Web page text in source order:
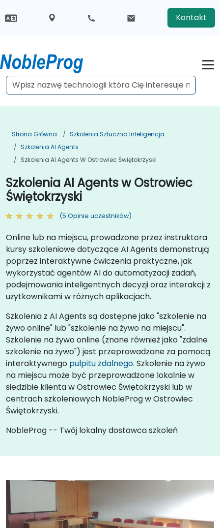
Kontakt
Strona Główna
Szkolenia Sztuczna Inteligencja
Szkolenia AI Agents
Szkolenia AI Agents W Ostrowiec Świętokrzyski
Szkolenia AI Agents w Ostrowiec
Świętokrzyski
(5 Opinie uczestników)
Online lub na miejscu, prowadzone przez instruktora
kursy szkoleniowe dotyczące AI Agents demonstrują
poprzez interaktywne ćwiczenia praktyczne, jak
wykorzystać agentów AI do automatyzacji zadań,
podejmowania inteligentnych decyzji oraz interakcji z
użytkownikami w różnych aplikacjach.
Szkolenia z AI Agents są dostępne jako "szkolenie na
żywo online" lub "szkolenie na żywo na miejscu".
Szkolenie na żywo online (znane również jako "zdalne
szkolenie na żywo") jest przeprowadzane za pomocą
interaktywnego pulpitu zdalnego. Szkolenie na żywo
na miejscu może być przeprowadzone lokalnie w
siedzibie klienta w Ostrowiec Świętokrzyski lub w
centrach szkoleniowych NobleProg w Ostrowiec
Świętokrzyski.
NobleProg -- Twój lokalny dostawca szkoleń